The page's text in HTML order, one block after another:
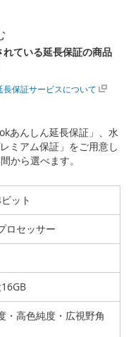
ている延長保証の商品
保証サービスについて
あんしん延長保証」、水
ミアム保証」をご用意し
から選べます。
ット
ロセッサー
・高色純度・広視野角